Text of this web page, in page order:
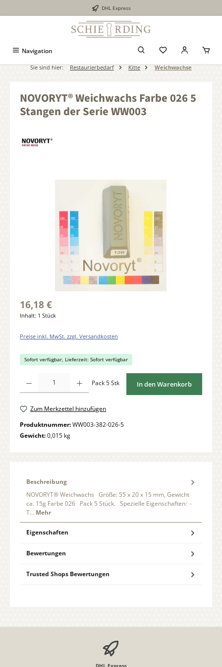
DHL Express
Navigation
Sie sind hier: Restaurierbedarf Kitte Weichwachse
NOVORYT® Weichwachs Farbe 026 5
Stangen der Serie WW003
16,18 €
Inhalt: 1 Stück
Preise inkl. MwSt. zzgl. Versandkosten
Sofort verfügbar, Lieferzeit: Sofort verfügbar
Pack 5 Stk In den Warenkorb
Zum Merkzettel hinzufügen
Produktnummer:WW003-382-026-5
Gewicht:0,015 kg
Beschreibung
NOVORYT® Weichwachs Größe: 55 x 20 x 15 mm, Gewicht
ca. 15g Farbe 026 Pack 5 Stück. Spezielle Eigenschaften: -
T… Mehr
Eigenschaften
Bewertungen
Trusted Shops Bewertungen
DHL Express